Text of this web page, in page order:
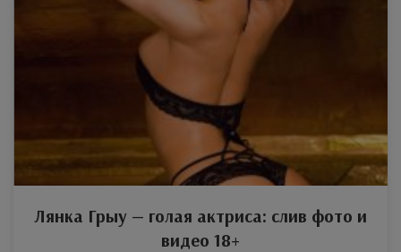
Лянка Грыу — голая актриса: слив фото и
видео 18+